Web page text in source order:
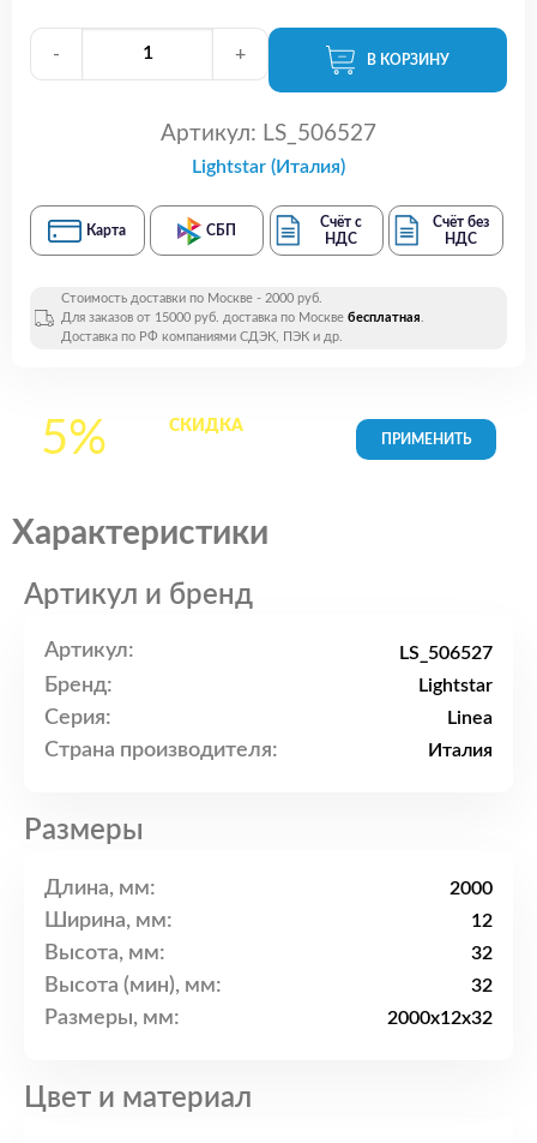
- + В КОРЗИНУ
Артикул: LS_506527
Lightstar (Италия)
Карта СБП
Счёт с
НДС
Счёт без
НДС
Стоимость доставки по Москве - 2000 руб.
Для заказов от 15000 руб. доставка по Москве бесплатная.
Доставка по РФ компаниями СДЭК, ПЭК и др.
5% СКИДКАна все
Характеристики
Артикул и бренд
Артикул: LS_506527
Бренд: Lightstar
Серия: Linea
Страна производителя: Италия
Размеры
Длина, мм: 2000
Ширина, мм: 12
Высота, мм: 32
Высота (мин), мм: 32
Размеры, мм: 2000x12x32
Цвет и материал